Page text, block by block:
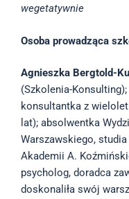
wegetatywnie
Osoba prowadząca
Agnieszka Bergtold-
(Szkolenia-
konsultantka z
lat); absolwentka
Warszawskiego,
Akademii A.
psycholog, doradca
doskonaliła swój